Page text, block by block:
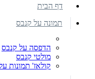
דף הבית
תמונה על קנבס
הדפסה על קנבס
מולטי קנבס
קולאז' תמונות